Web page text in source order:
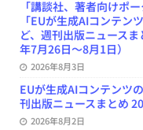
「講談社、著者向けポ
「EUが生成AIコンテン
ど、週刊出版ニュース
年7月26日～8月1日）
2026年8月3日
EUが生成AIコンテンツ
刊出版ニュースまとめ
2026年8月2日